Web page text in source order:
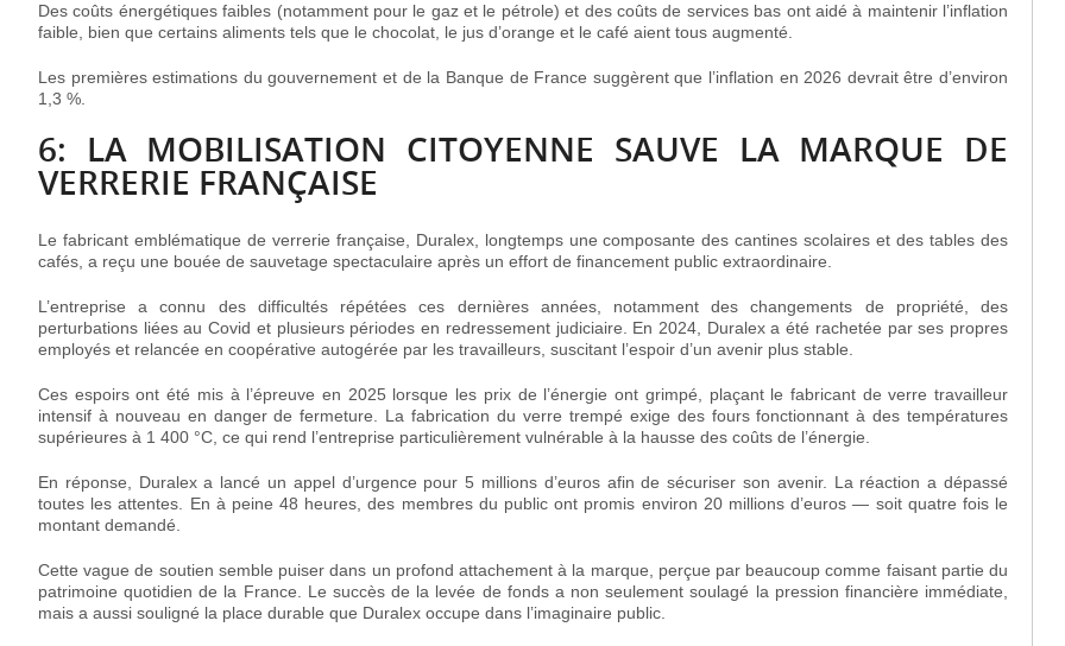
Des coûts énergétiques faibles (notamment pour le gaz et le pétrole) et des coûts de services bas ont aidé à maintenir l’inflation
faible, bien que certains aliments tels que le chocolat, le jus d’orange et le café aient tous augmenté.
Les premières estimations du gouvernement et de la Banque de France suggèrent que l’inflation en 2026 devrait être d’environ
1,3 %.
6: LA MOBILISATION CITOYENNE SAUVE LA MARQUE DE
VERRERIE FRANÇAISE
Le fabricant emblématique de verrerie française, Duralex, longtemps une composante des cantines scolaires et des tables des
cafés, a reçu une bouée de sauvetage spectaculaire après un effort de financement public extraordinaire.
L’entreprise a connu des difficultés répétées ces dernières années, notamment des changements de propriété, des
perturbations liées au Covid et plusieurs périodes en redressement judiciaire. En 2024, Duralex a été rachetée par ses propres
employés et relancée en coopérative autogérée par les travailleurs, suscitant l’espoir d’un avenir plus stable.
Ces espoirs ont été mis à l’épreuve en 2025 lorsque les prix de l’énergie ont grimpé, plaçant le fabricant de verre travailleur
intensif à nouveau en danger de fermeture. La fabrication du verre trempé exige des fours fonctionnant à des températures
supérieures à 1 400 °C, ce qui rend l’entreprise particulièrement vulnérable à la hausse des coûts de l’énergie.
En réponse, Duralex a lancé un appel d’urgence pour 5 millions d’euros afin de sécuriser son avenir. La réaction a dépassé
toutes les attentes. En à peine 48 heures, des membres du public ont promis environ 20 millions d’euros — soit quatre fois le
montant demandé.
Cette vague de soutien semble puiser dans un profond attachement à la marque, perçue par beaucoup comme faisant partie du
patrimoine quotidien de la France. Le succès de la levée de fonds a non seulement soulagé la pression financière immédiate,
mais a aussi souligné la place durable que Duralex occupe dans l’imaginaire public.